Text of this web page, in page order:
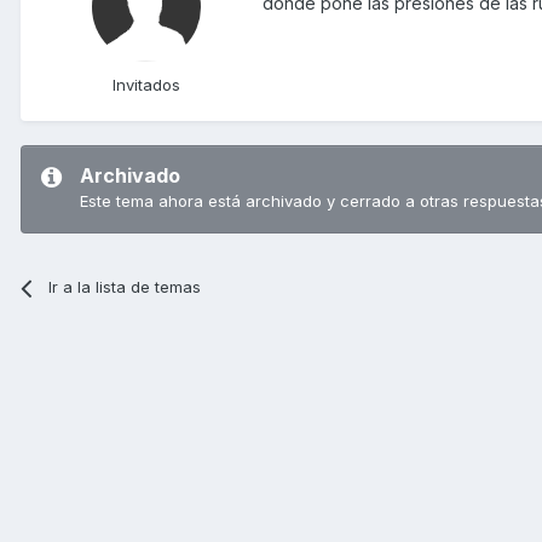
Invitados
Archivado
Este tema ahora está archivado y cerrado a otras
Ir a la lista de temas